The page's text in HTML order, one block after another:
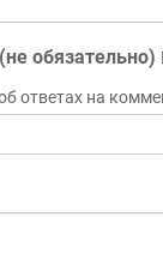
обязательно)
ответах на